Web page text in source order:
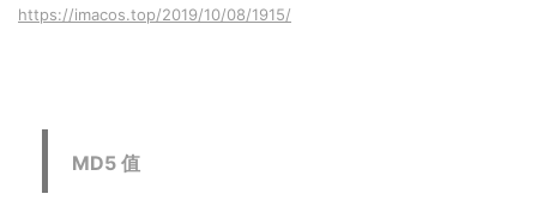
https://imacos.top/2019/10/08/1915/
MD5 值